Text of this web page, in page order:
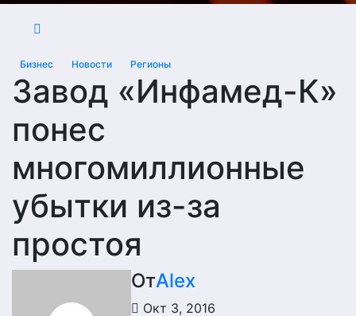
Бизнес Новости Регионы
Завод «Инфамед-К»
понес
многомиллионные
убытки из-за
простоя
ОтAlex
Окт 3, 2016